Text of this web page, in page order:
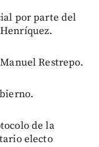
por parte del
Restrepo.
de la
electo